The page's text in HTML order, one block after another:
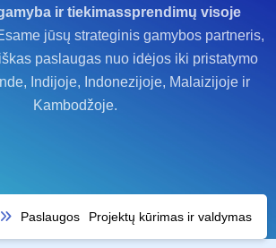
ir tiekimassprendimų visoje
jūsų strateginis gamybos partneris,
paslaugas nuo idėjos iki pristatymo
Indijoje, Indonezijoje, Malaizijoje ir
Kambodžoje.
Paslaugos Projektų kūrimas ir valdymas